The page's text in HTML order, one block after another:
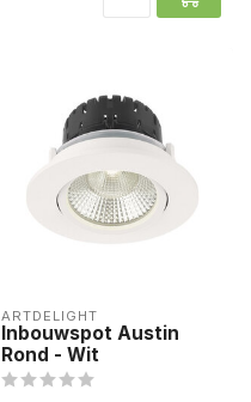
ARTDELIGHT
Inbouwspot Austin
Rond - Wit